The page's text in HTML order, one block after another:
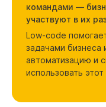
командами —
участвуют в их
Low-code
задачами бизнеса
автоматизацию и
использовать